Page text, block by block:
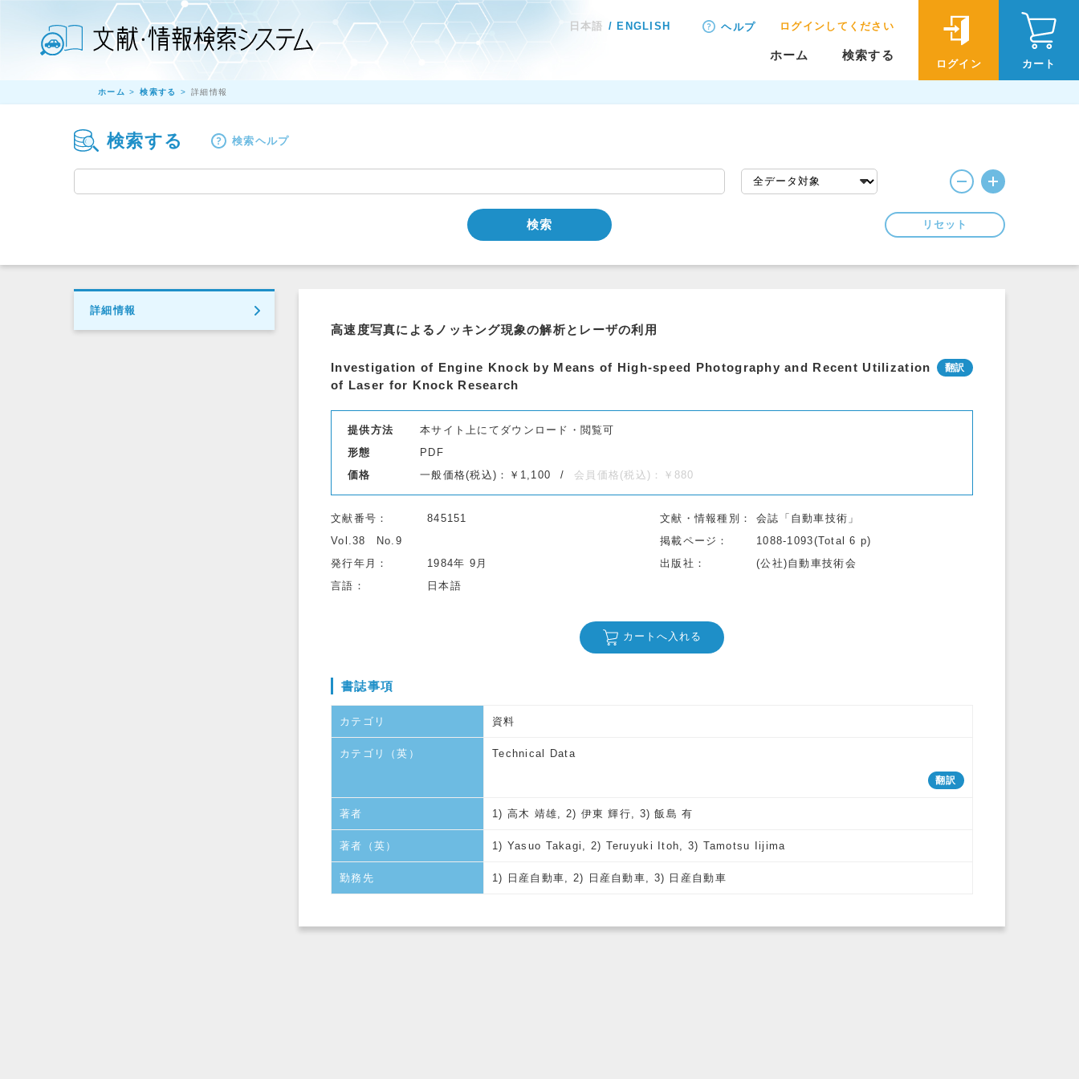
日本語 ENGLISH ヘルプ ログインしてください
ホーム 検索する
ログイン カート
ホーム 検索する 詳細情報
検索する 検索ヘルプ
検索 リセット
詳細情報
高速度写真によるノッキング現象の解析とレーザの利用
Investigation of Engine Knock by Means of High-speed Photography and Recent Utilization
of Laser for Knock Research
提供方法
本サイト上にてダウンロード・閲覧可
形態
PDF
価格
一般価格(税込)：￥1,100 会員価格(税込)：￥880
文献番号 845151 文献・情報種別
会誌「自動車技術」
Vol.38
No.9 掲載ページ
1088-1093(Total 6 p)
発行年月
1984年 9月 出版社
(公社)自動車技術会
言語
日本語
カートへ入れる
書誌事項
カテゴリ 資料
カテゴリ（英） Technical Data
翻訳
著者 1) 高木 靖雄, 2) 伊東 輝行, 3) 飯島 有
著者（英） 1) Yasuo Takagi, 2) Teruyuki Itoh, 3) Tamotsu Iijima
勤務先 1) 日産自動車, 2) 日産自動車, 3) 日産自動車